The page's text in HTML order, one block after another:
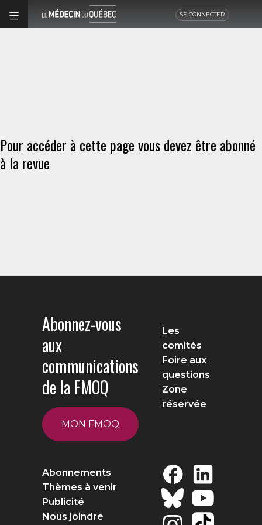
SE CONNECTER
Pour accéder à cette page vous devez être abonné
à la revue
Abonnez-vous
aux
communications
de la FMOQ
MON FMOQ
Les
comités
Foire aux
questions
Zone
réservée
Abonnements
Thèmes à venir
Publicité
Nous joindre